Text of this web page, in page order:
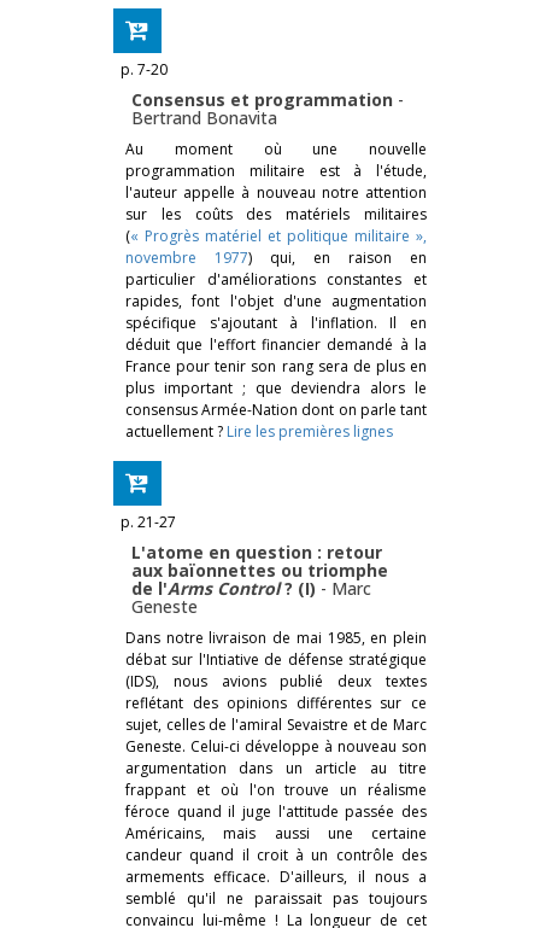
p. 7-20
Consensus et programmation -
Bertrand Bonavita
Au moment où une nouvelle
programmation militaire est à l'étude,
l'auteur appelle à nouveau notre attention
sur les coûts des matériels militaires
(« Progrès matériel et politique militaire »,
novembre 1977) qui, en raison en
particulier d'améliorations constantes et
rapides, font l'objet d'une augmentation
spécifique s'ajoutant à l'inflation. Il en
déduit que l'effort financier demandé à la
France pour tenir son rang sera de plus en
plus important ; que deviendra alors le
consensus Armée-Nation dont on parle tant
actuellement ? Lire les premières lignes
p. 21-27
L'atome en question : retour
aux baïonnettes ou triomphe
de l'Arms Control? (I) - Marc
Geneste
Dans notre livraison de mai 1985, en plein
débat sur l'Intiative de défense stratégique
(IDS), nous avions publié deux textes
reflétant des opinions différentes sur ce
sujet, celles de l'amiral Sevaistre et de Marc
Geneste. Celui-ci développe à nouveau son
argumentation dans un article au titre
frappant et où l'on trouve un réalisme
féroce quand il juge l'attitude passée des
Américains, mais aussi une certaine
candeur quand il croit à un contrôle des
armements efficace. D'ailleurs, il nous a
semblé qu'il ne paraissait pas toujours
convaincu lui-même ! La longueur de cet